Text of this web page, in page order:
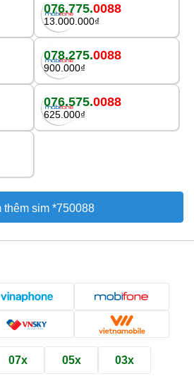
076.775.0088
13.000.000₫
078.275.0088
900.000₫
076.575.0088
625.000₫
thêm sim *750088
07x 05x 03x